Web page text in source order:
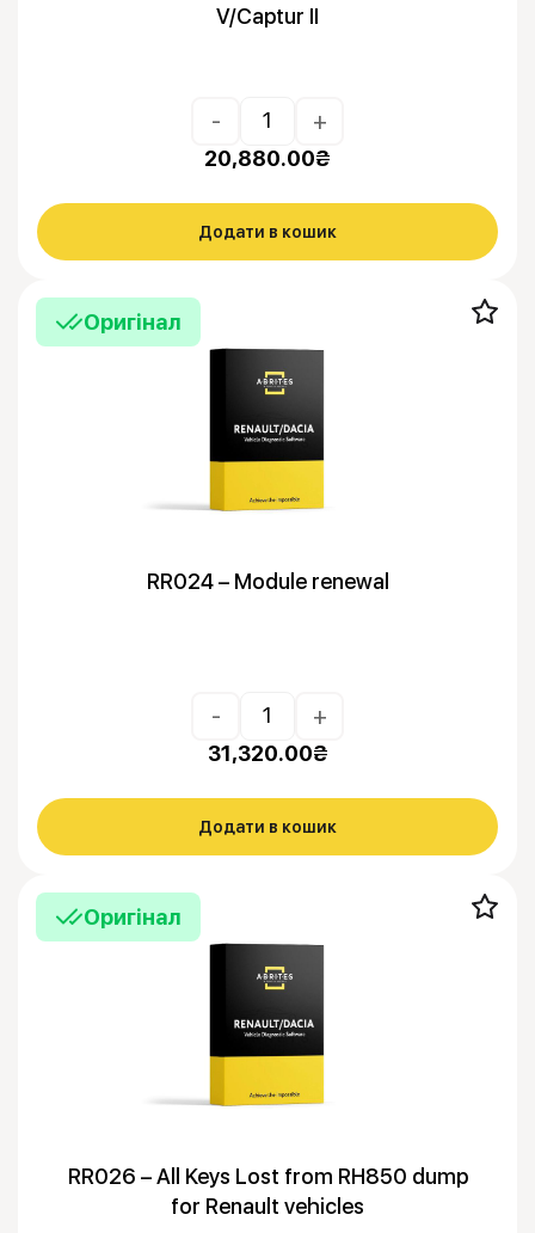
V/Captur II
- +
20,880.00₴
Додати в кошик
RR024 – Module renewal
- +
31,320.00₴
Додати в кошик
Оригінал
RR026 – All Keys Lost from RH850 dump
for Renault vehicles
Оригінал